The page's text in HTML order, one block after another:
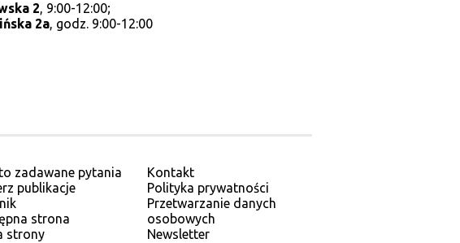
2, 9:00-12:00;
2a, godz. 9:00-12:00
zadawane pytania
publikacje
strona
strony
Kontakt
Polityka prywatności
Przetwarzanie danych
osobowych
Newsletter